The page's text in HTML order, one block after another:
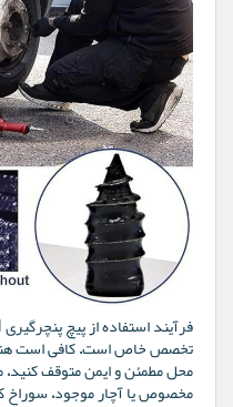
تخصص خاص است. کافی است
محل مطمئن و ایمن متوقف کنید،
مخصوص یا آچار موجود، سوراخ